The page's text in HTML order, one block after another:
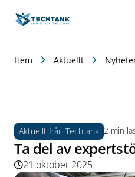
Hem Aktuellt
Aktuellt från Techtank 2 min
Ta del av
21 oktober 2025